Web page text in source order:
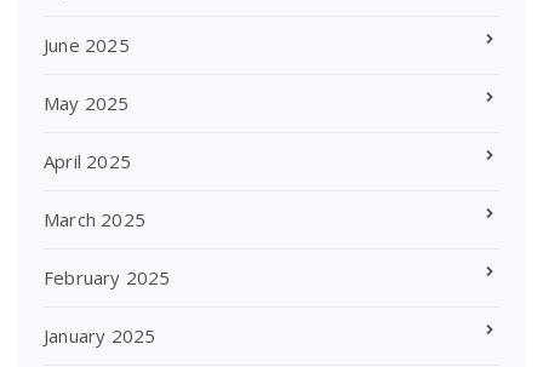
June 2025
May 2025
April 2025
March 2025
February 2025
January 2025